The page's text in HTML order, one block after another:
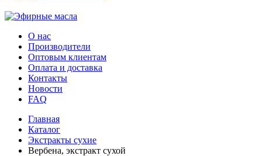
О нас
Производители
Оптовым клиентам
Оплата и доставка
Контакты
Новости
FAQ
Главная
Каталог
Экстракты сухие
Вербена, экстракт сухой